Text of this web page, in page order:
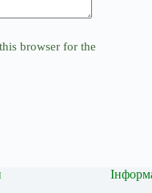
browser for the